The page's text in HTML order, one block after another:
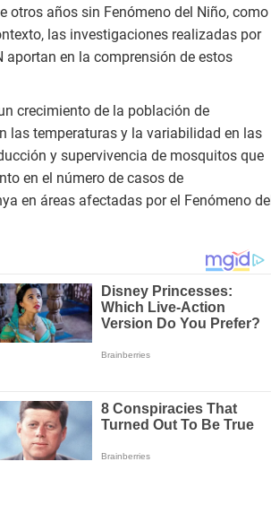
otros años sin Fenómeno del Niño, como
las investigaciones realizadas por
aportan en la comprensión de estos
crecimiento de la población de
las temperaturas y la variabilidad en las
y supervivencia de mosquitos que
en el número de casos de
en áreas afectadas por el Fenómeno del